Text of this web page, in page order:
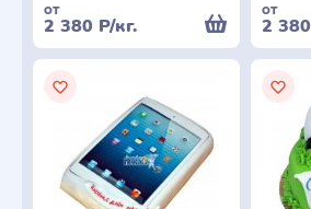
от
2 380 Р/кг.
от
2 380